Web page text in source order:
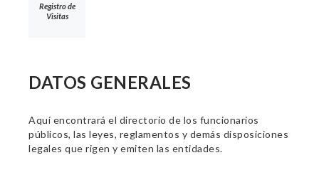
Registro de
Visitas
DATOS GENERALES
Aquí encontrará el directorio de los funcionarios
públicos, las leyes, reglamentos y demás disposiciones
legales que rigen y emiten las entidades.